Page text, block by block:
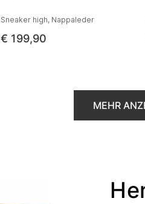
Sneaker high, Nappaleder
€ 199,90
MEHR